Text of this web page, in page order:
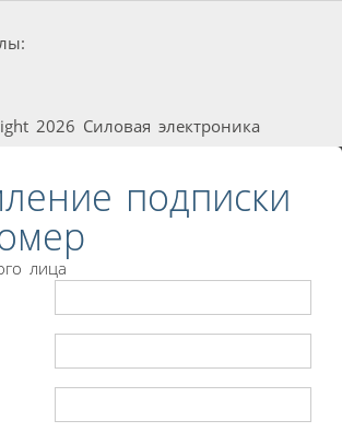
2026 Силовая электроника
подписки
лица